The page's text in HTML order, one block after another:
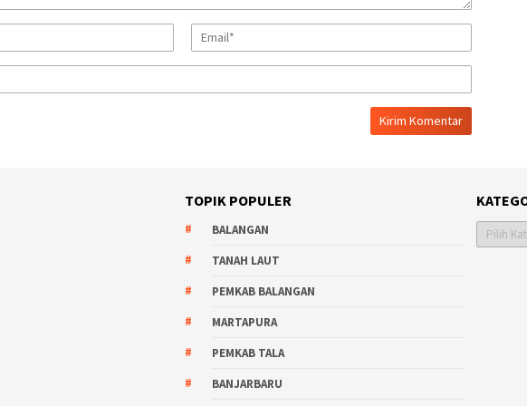
TOPIK POPULER
BALANGAN
TANAH LAUT
PEMKAB BALANGAN
MARTAPURA
PEMKAB TALA
BANJARBARU
Kategori